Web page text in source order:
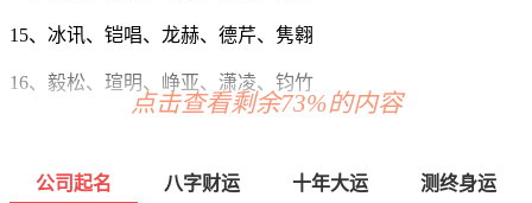
15、冰讯、铠唱、龙赫、德芹、隽翱
16、毅松、瑄明、峥亚、潇凌、钧竹
18、康星、鑫峰、雨颜、彦奇、名博
点击查看剩余73%的内容
公司起名 八字财运 十年大运 测终身运